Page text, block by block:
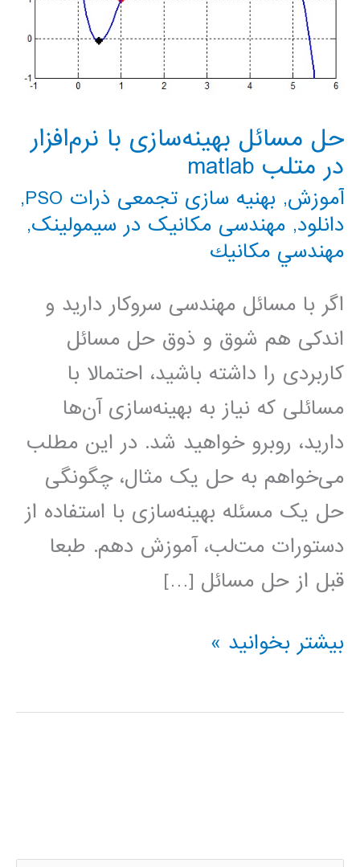
حل مسائل بهینه‌سازی با نرم‌افزار
در متلب matlab
آموزش, بهنیه سازی تجمعی ذرات PSO
,
دانلود, مهندسی مکانیک در سیمولینک,
مهندسي مكانيك
اگر با مسائل مهندسی سروکار دارید و
اندکی هم شوق و ذوق حل مسائل
کاربردی را داشته باشید، احتمالا با
مسائلی که نیاز به بهینه‌سازی آن‌ها
دارید، روبرو خواهید شد. در این مطلب
می‌خواهم به حل یک مثال، چگونگی
حل یک مسئله بهینه‌سازی با استفاده از
دستورات مت‌لب، آموزش دهم. طبعا
قبل از حل مسائل […]
حل
بهینه‌سازی
بیشتر بخوانید »